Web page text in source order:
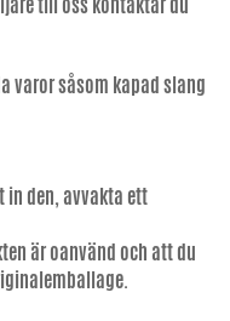
varor såsom kapad slang
den, avvakta ett
är oanvänd och att du